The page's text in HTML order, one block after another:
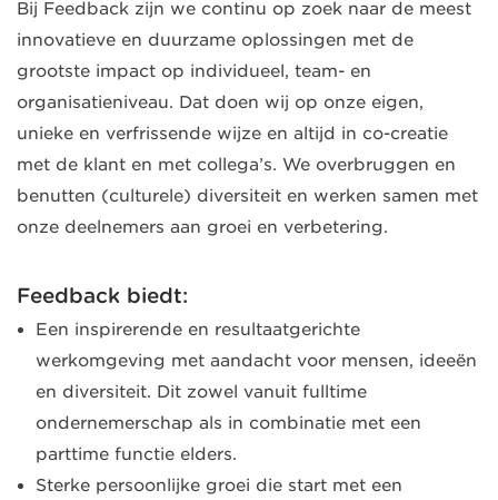
Bij Feedback zijn we continu op zoek naar de meest
innovatieve en duurzame oplossingen met de
grootste impact op individueel, team- en
organisatieniveau. Dat doen wij op onze eigen,
unieke en verfrissende wijze en altijd in co-creatie
met de klant en met collega’s. We overbruggen en
benutten (culturele) diversiteit en werken samen met
onze deelnemers aan groei en verbetering.
Feedback biedt:
Een inspirerende en resultaatgerichte
werkomgeving met aandacht voor mensen, ideeën
en diversiteit. Dit zowel vanuit fulltime
ondernemerschap als in combinatie met een
parttime functie elders.
Sterke persoonlijke groei die start met een